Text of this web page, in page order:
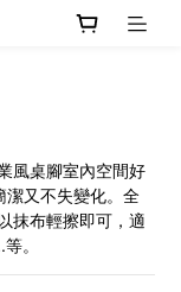
風桌腳室內空間好
潔又不失變化。全
抹布輕擦即可，適
。